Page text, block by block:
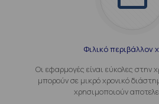
Φιλικό περιβάλλον
Οι εφαρμογές είναι εύκολες στην
μπορούν σε μικρό χρονικό
χρησιμοποιούν